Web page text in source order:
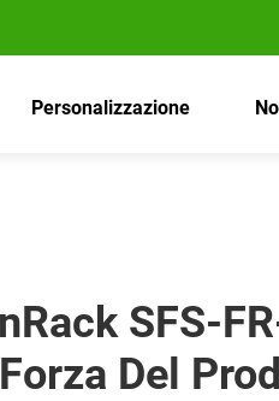
Personalizzazione
SFS-
Del